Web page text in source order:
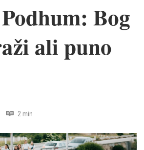
Bog
ali puno
2 min